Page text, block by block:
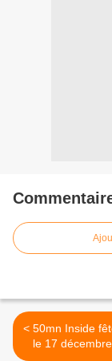
< 50mn Inside fête noël dès
le 17